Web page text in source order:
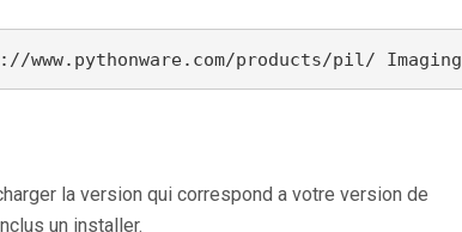
www.pythonware.com/products/pil / Imaging
la version qui correspond a votre version de
un installer.